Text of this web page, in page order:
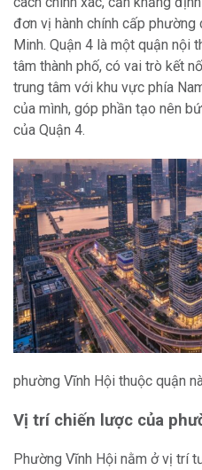
đơn vị hành chính cấp phường
Minh. Quận 4 là một quận nội
tâm thành phố, có vai trò kết
trung tâm với khu vực phía
của mình, góp phần tạo nên
của Quận 4.
phường Vĩnh Hội thuộc quận
Vị trí chiến lược của
Phường Vĩnh Hội nằm ở vị trí